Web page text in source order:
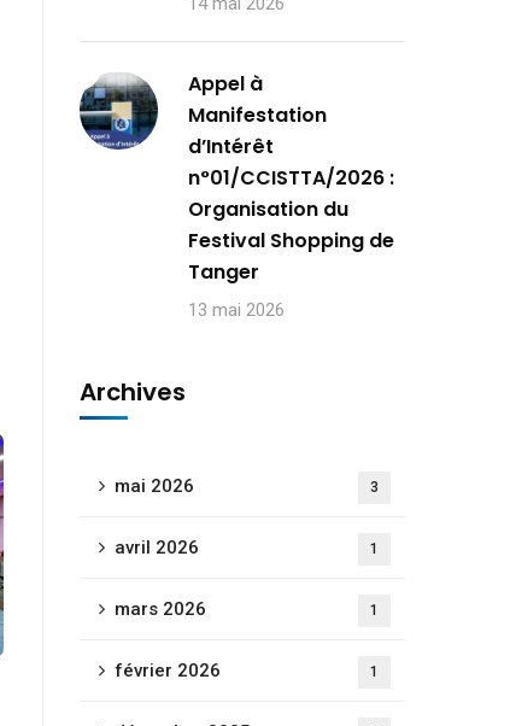
Appel à
Manifestation
d’Intérêt
n°01/CCISTTA/2026 :
Organisation du
Festival Shopping de
Tanger
13 mai 2026
Archives
mai 2026 3
avril 2026 1
mars 2026 1
février 2026 1